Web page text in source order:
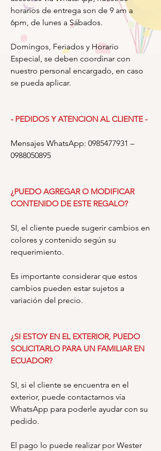
horarios de entrega son de 9 am a
6pm, de lunes a Sábados.
Domingos, Feriados y Horario
Especial, se deben coordinar con
nuestro personal encargado, en caso
se pueda aplicar.
- PEDIDOS Y ATENCION AL CLIENTE -
Mensajes WhatsApp: 0985477931 –
0988050895
¿PUEDO AGREGAR O MODIFICAR
CONTENIDO DE ESTE REGALO?
SI, el cliente puede sugerir cambios en
colores y contenido según su
requerimiento.
Es importante considerar que estos
cambios pueden estar sujetos a
variación del precio.
¿SI ESTOY EN EL EXTERIOR, PUEDO
SOLICITARLO PARA UN FAMILIAR EN
ECUADOR?
SI, si el cliente se encuentra en el
exterior, puede contactarnos vía
WhatsApp para poderle ayudar con su
pedido.
El pago lo puede realizar por Wester